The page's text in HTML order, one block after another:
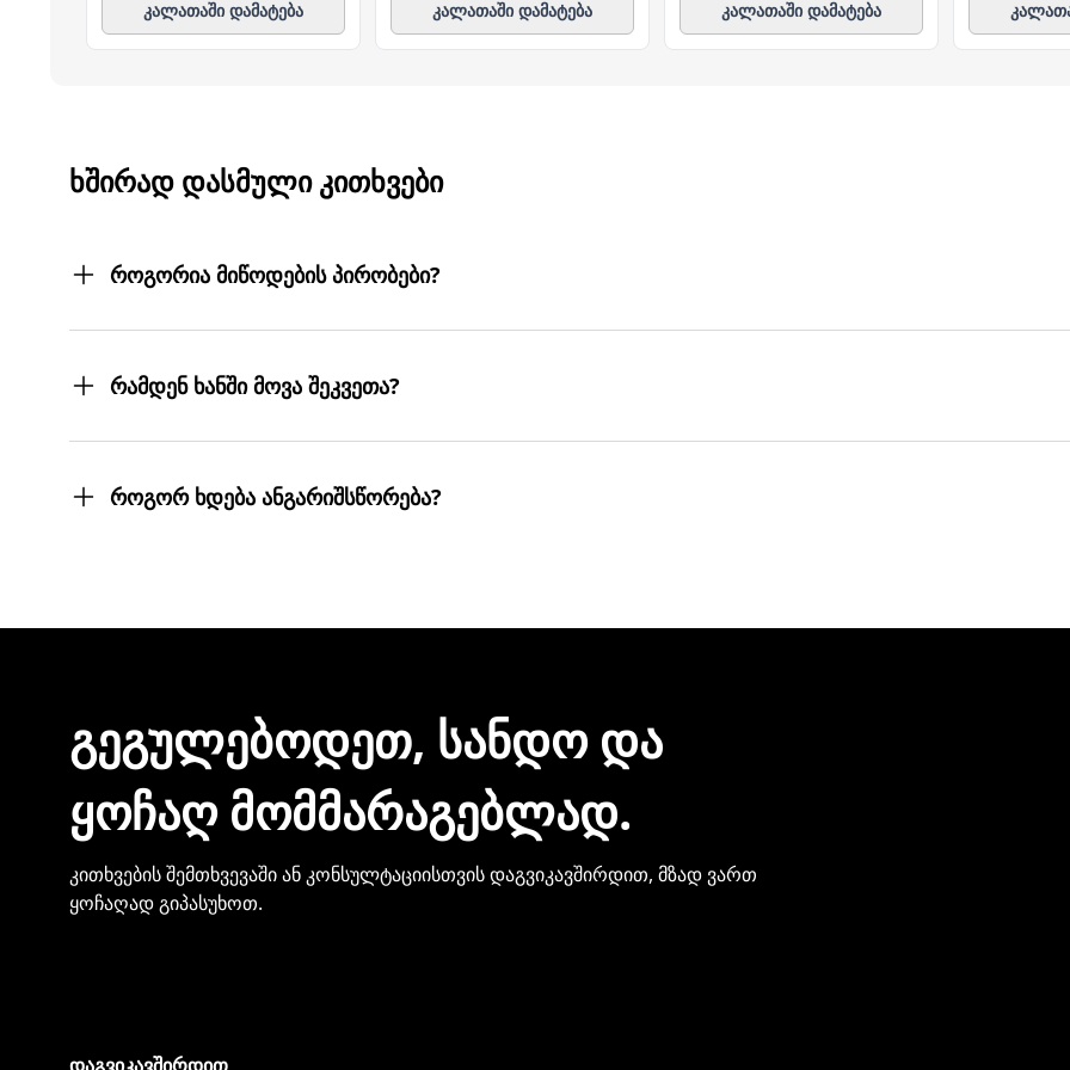
კალათაში დამატება კალათაში დამატება კალათაში დამატება
ᲮᲨᲘᲠᲐᲓ ᲓᲐᲡᲛᲣᲚᲘ ᲙᲘᲗᲮᲕᲔᲑᲘ
როგორია მიწოდების პირობები?
სასურველ მისამართებზე მოგიტანთ. მიტანის სერვისი უფასოა.
რამდენ ხანში მოვა შეკვეთა?
თუმცა, ჩვენ ისეთი ყოჩაღები ვართ, 3 სამუშაო დღეც არ დაგვჭირდება.
როგორ ხდება ანგარიშსწორება?
ᲒᲔᲒᲣᲚᲔᲑᲝᲓᲔᲗ, ᲡᲐᲜᲓᲝ ᲓᲐ
ᲧᲝᲩᲐᲦ ᲛᲝᲛᲛᲐᲠᲐᲒᲔᲑᲚᲐᲓ.
კითხვების შემთხვევაში ან კონსულტაციისთვის დაგვიკავშირდით, მზად ვართ
ყოჩაღად გიპასუხოთ.